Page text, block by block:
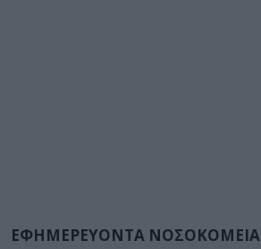
ΕΦΗΜΕΡΕΥΟΝΤΑ ΝΟΣΟΚΟΜΕΙΑ